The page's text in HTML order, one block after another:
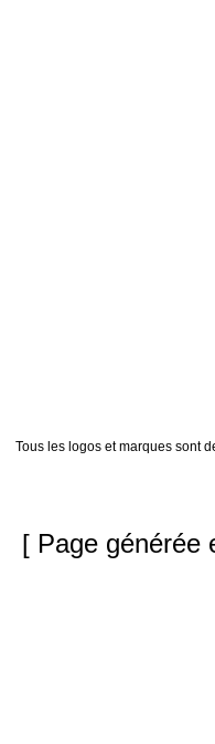
Tous les logos et marques sont
[ Page générée